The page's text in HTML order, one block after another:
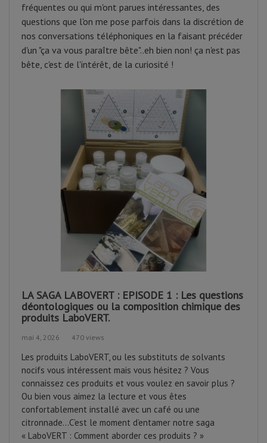
fréquentes ou qui m'ont parues intéressantes, des
questions que l'on me pose parfois dans la discrétion de
nos conversations téléphoniques en la faisant précéder
d'un "ça va vous paraître bête"..eh bien non! ça n'est pas
bête, c'est de l'intérêt, de la curiosité !
LA SAGA LABOVERT : EPISODE 1 : Les questions
déontologiques ou la composition chimique des
produits LaboVERT.
mai 4, 2026 470 views
Les produits LaboVERT, ou les substituts de solvants
nocifs vous intéressent mais vous hésitez ? Vous
connaissez ces produits et vous voulez en savoir plus ?
Ou bien vous aimez la lecture et vous êtes
confortablement installé avec un café ou une
citronnade…C’est le moment d’entamer notre saga
« LaboVERT : Comment aborder ces produits ? »